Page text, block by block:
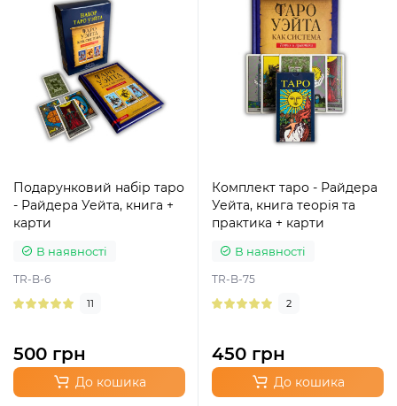
Подарунковий набір таро
- Райдера Уейта, книга +
карти
В наявності
TR-B-6
11
500 грн
До кошика
Комплект таро - Райдера
Уейта, книга теорія та
практика + карти
В наявності
TR-B-75
2
450 грн
До кошика